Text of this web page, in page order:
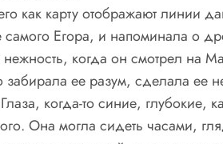
как карту отображают линии
Егора, и напоминала о
когда он смотрел на
ее разум, сделала ее
когда-то синие, глубокие,
Она могла сидеть часами,